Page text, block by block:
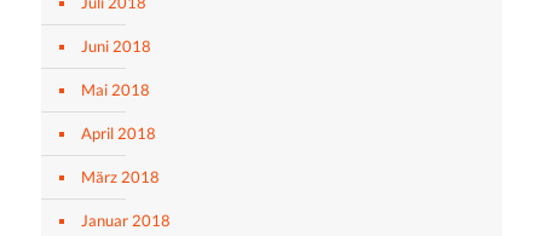
Juni 2018
Mai 2018
April 2018
März 2018
Januar 2018